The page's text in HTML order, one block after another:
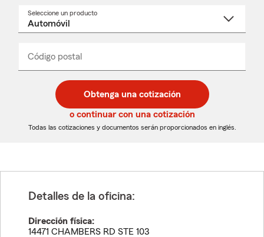
Seleccione un producto
desplegable
Código postal
de
5
dígitos
de
5
dígitos
_____
Obtenga una cotización
o continuar con una cotización
Todas las cotizaciones y documentos serán proporcionados en inglés.
Detalles de la oficina:
Dirección física:
14471 CHAMBERS RD STE 103